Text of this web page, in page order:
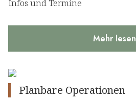
Infos und Termine
Mehr lesen
Planbare Operationen